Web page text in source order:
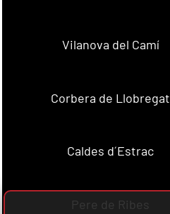
Vilanova del Camí
Corbera de Llobregat
Caldes d´Estrac
Pere de Ribes